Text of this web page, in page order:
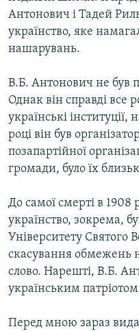
Антонович і Тадей
українство, яке
нашарувань.
В.Б. Антонович не був
Однак він справді все
українські інституції,
році він був
позапартійної
громади, було їх
До самої смерті в 1908
українство, зокрема,
Університету Святого
скасування обмежень
слово. Нарешті, В.Б.
українським
Перед мною зараз